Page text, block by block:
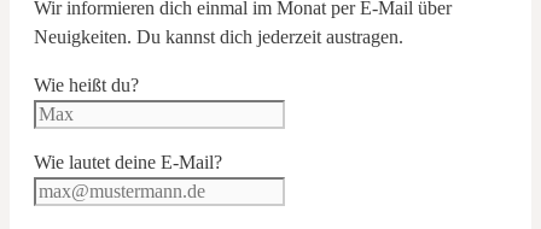
Wir informieren dich einmal im Monat per E-Mail über
Neuigkeiten. Du kannst dich jederzeit austragen.
Wie heißt du?
Wie lautet deine E-Mail?